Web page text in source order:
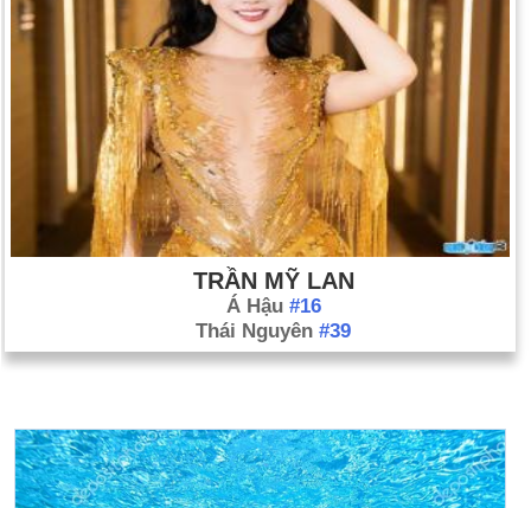
TRẦN MỸ LAN
Á Hậu #16
Thái Nguyên #39